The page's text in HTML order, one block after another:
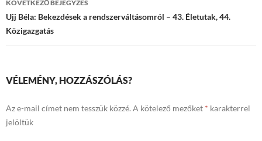
KÖVETKEZŐ BEJEGYZÉS
Ujj Béla: Bekezdések a rendszerváltásomról – 43. Életutak, 44.
Közigazgatás
VÉLEMÉNY, HOZZÁSZÓLÁS?
Az e-mail címet nem tesszük közzé. A kötelező mezőket * karakterrel
jelöltük